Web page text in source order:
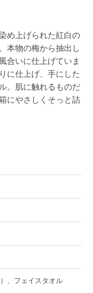
め上げられた紅白の
本物の梅から抽出し
合いに仕上げていま
に仕上げ、手にした
。肌に触れるものだ
にやさしくそっと詰
、フェイスタオル